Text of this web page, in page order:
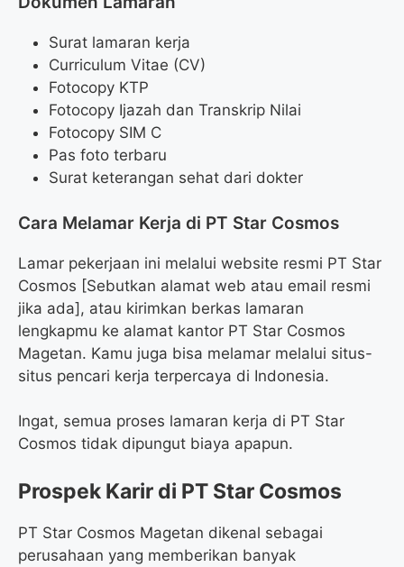
Surat lamaran kerja
Curriculum Vitae (CV)
Fotocopy KTP
Fotocopy Ijazah dan Transkrip Nilai
Fotocopy SIM C
Pas foto terbaru
Surat keterangan sehat dari dokter
Cara Melamar Kerja di PT Star Cosmos
Lamar pekerjaan ini melalui website resmi PT Star
Cosmos [Sebutkan alamat web atau email resmi
jika ada], atau kirimkan berkas lamaran
lengkapmu ke alamat kantor PT Star Cosmos
Magetan. Kamu juga bisa melamar melalui situs-
situs pencari kerja terpercaya di Indonesia.
Ingat, semua proses lamaran kerja di PT Star
Cosmos tidak dipungut biaya apapun.
Prospek Karir di PT Star Cosmos
PT Star Cosmos Magetan dikenal sebagai
perusahaan yang memberikan banyak